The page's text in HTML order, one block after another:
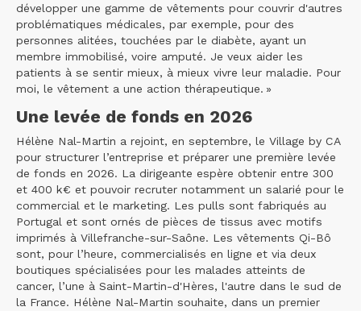
développer une gamme de vêtements pour couvrir d'autres
problématiques médicales, par exemple, pour des
personnes alitées, touchées par le diabète, ayant un
membre immobilisé, voire amputé. Je veux aider les
patients à se sentir mieux, à mieux vivre leur maladie. Pour
moi, le vêtement a une action thérapeutique. »
Une levée de fonds en 2026
Hélène Nal-Martin a rejoint, en septembre, le Village by CA
pour structurer l’entreprise et préparer une première levée
de fonds en 2026. La dirigeante espère obtenir entre 300
et 400 k€ et pouvoir recruter notamment un salarié pour le
commercial et le marketing. Les pulls sont fabriqués au
Portugal et sont ornés de pièces de tissus avec motifs
imprimés à Villefranche-sur-Saône. Les vêtements Qi-Bô
sont, pour l’heure, commercialisés en ligne et via deux
boutiques spécialisées pour les malades atteints de
cancer, l’une à Saint-Martin-d'Hères, l'autre dans le sud de
la France. Hélène Nal-Martin souhaite, dans un premier